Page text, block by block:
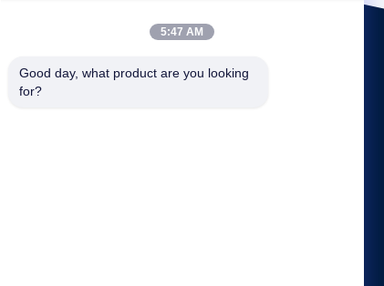
5:47 AM
Good day, what product are you looking
for?